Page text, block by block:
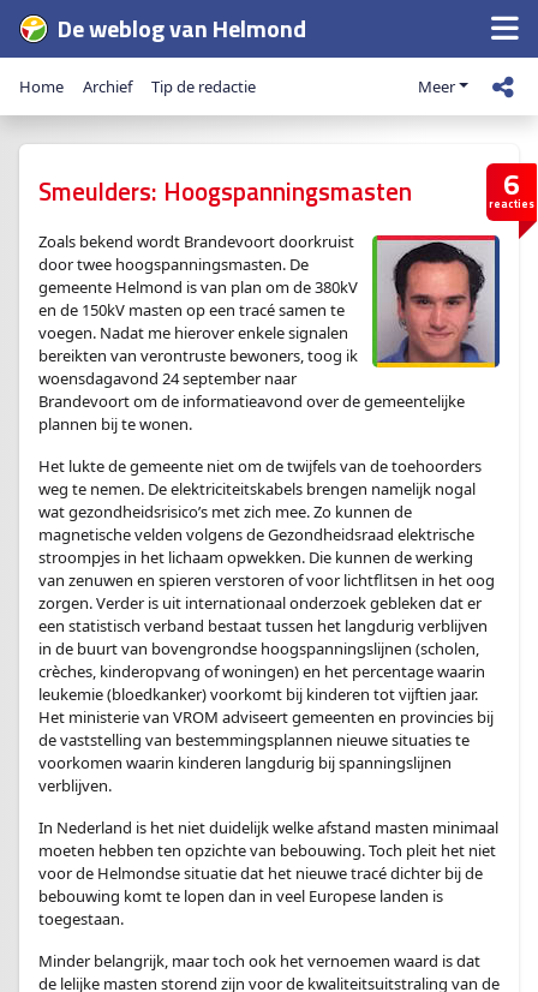
De weblog van Helmond
Home Archief Tip de redactie Meer
6
reacties
Smeulders: Hoogspanningsmasten
Zoals bekend wordt Brandevoort doorkruist
door twee hoogspanningsmasten. De
gemeente Helmond is van plan om de 380kV
en de 150kV masten op een tracé samen te
voegen. Nadat me hierover enkele signalen
bereikten van verontruste bewoners, toog ik
woensdagavond 24 september naar
Brandevoort om de informatieavond over de gemeentelijke
plannen bij te wonen.
Het lukte de gemeente niet om de twijfels van de toehoorders
weg te nemen. De elektriciteitskabels brengen namelijk nogal
wat gezondheidsrisico’s met zich mee. Zo kunnen de
magnetische velden volgens de Gezondheidsraad elektrische
stroompjes in het lichaam opwekken. Die kunnen de werking
van zenuwen en spieren verstoren of voor lichtflitsen in het oog
zorgen. Verder is uit internationaal onderzoek gebleken dat er
een statistisch verband bestaat tussen het langdurig verblijven
in de buurt van bovengrondse hoogspanningslijnen (scholen,
crèches, kinderopvang of woningen) en het percentage waarin
leukemie (bloedkanker) voorkomt bij kinderen tot vijftien jaar.
Het ministerie van VROM adviseert gemeenten en provincies bij
de vaststelling van bestemmingsplannen nieuwe situaties te
voorkomen waarin kinderen langdurig bij spanningslijnen
verblijven.
In Nederland is het niet duidelijk welke afstand masten minimaal
moeten hebben ten opzichte van bebouwing. Toch pleit het niet
voor de Helmondse situatie dat het nieuwe tracé dichter bij de
bebouwing komt te lopen dan in veel Europese landen is
toegestaan.
Minder belangrijk, maar toch ook het vernoemen waard is dat
de lelijke masten storend zijn voor de kwaliteitsuitstraling van de